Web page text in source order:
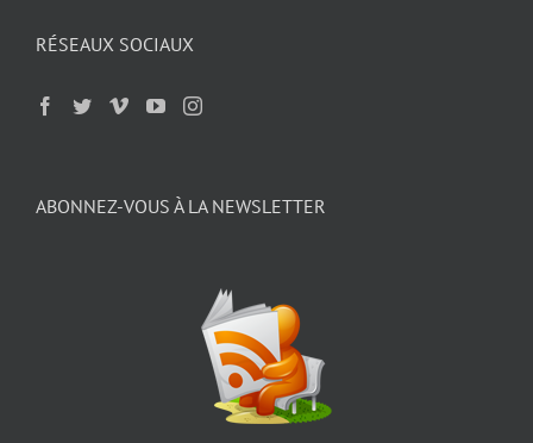
RÉSEAUX SOCIAUX
ABONNEZ-VOUS À LA NEWSLETTER